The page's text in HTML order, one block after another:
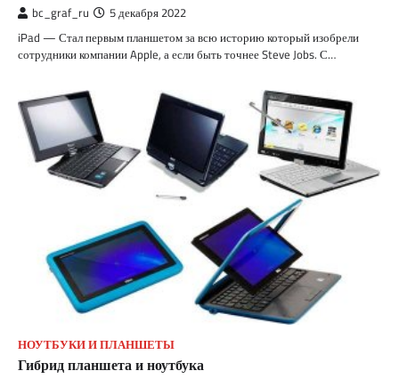
bc_graf_ru 5 декабря 2022
iPad — Стал первым планшетом за всю историю который изобрели
сотрудники компании Apple, а если быть точнее Steve Jobs. С…
НОУТБУКИ И ПЛАНШЕТЫ
Гибрид планшета и ноутбука